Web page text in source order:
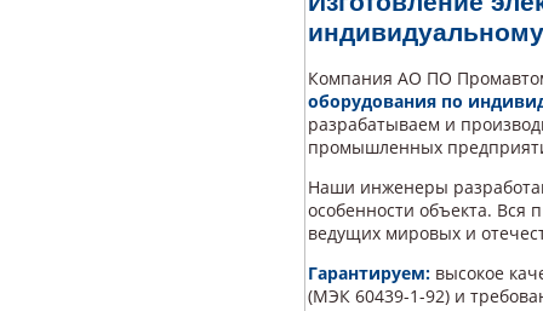
Компания АО ПО
оборудования по
разрабатываем и
промышленных
Наши инженеры
особенности объекта. Вся
ведущих мировых и
Гарантируем: высокое
(МЭК 60439-1-92) и